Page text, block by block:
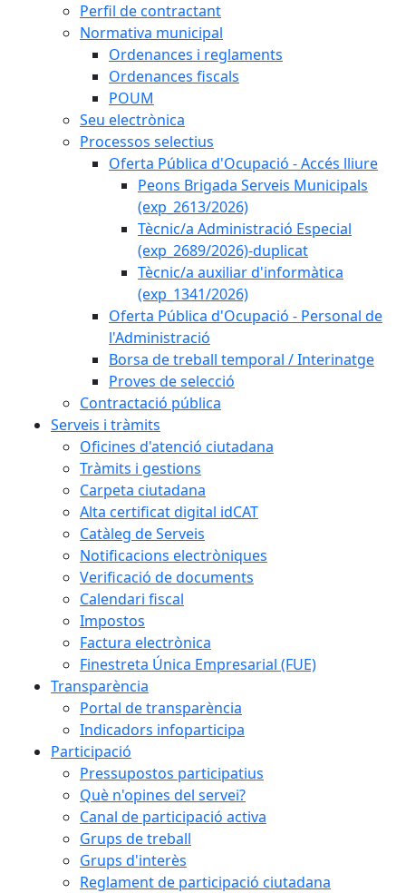
Perfil de contractant
Normativa municipal
Ordenances i reglaments
Ordenances fiscals
POUM
Seu electrònica
Processos selectius
Oferta Pública d'Ocupació - Accés lliure
Peons Brigada Serveis Municipals
(exp_2613/2026)
Tècnic/a Administració Especial
(exp_2689/2026)-duplicat
Tècnic/a auxiliar d'informàtica
(exp_1341/2026)
Oferta Pública d'Ocupació - Personal de
l'Administració
Borsa de treball temporal / Interinatge
Proves de selecció
Contractació pública
Serveis i tràmits
Oficines d'atenció ciutadana
Tràmits i gestions
Carpeta ciutadana
Alta certificat digital idCAT
Catàleg de Serveis
Notificacions electròniques
Verificació de documents
Calendari fiscal
Impostos
Factura electrònica
Finestreta Única Empresarial (FUE)
Transparència
Portal de transparència
Indicadors infoparticipa
Participació
Pressupostos participatius
Què n'opines del servei?
Canal de participació activa
Grups de treball
Grups d'interès
Reglament de participació ciutadana